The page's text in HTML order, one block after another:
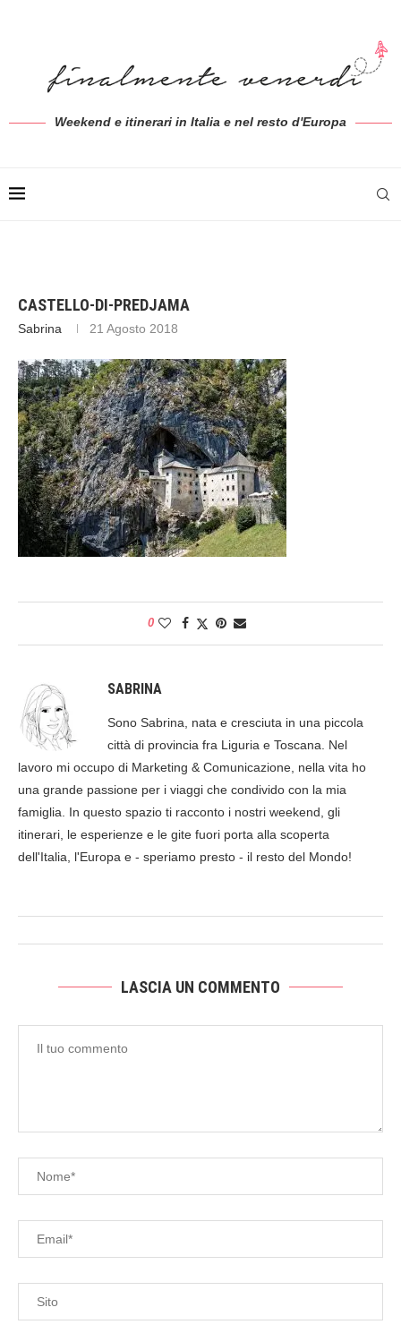
Weekend e itinerari in Italia e nel resto d'Europa
CASTELLO-DI-PREDJAMA
Sabrina 21 Agosto 2018
0
SABRINA
Sono Sabrina, nata e cresciuta in una piccola
città di provincia fra Liguria e Toscana. Nel
lavoro mi occupo di Marketing & Comunicazione, nella vita ho
una grande passione per i viaggi che condivido con la mia
famiglia. In questo spazio ti racconto i nostri weekend, gli
itinerari, le esperienze e le gite fuori porta alla scoperta
dell'Italia, l'Europa e - speriamo presto - il resto del Mondo!
LASCIA UN COMMENTO